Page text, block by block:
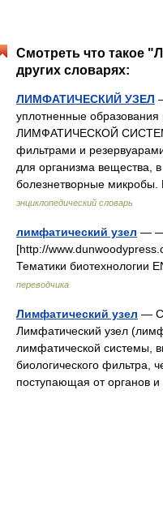
Смотреть что
других словарях:
ЛИМФАТИЧЕСКИЙ УЗЕЛ
уплотненные образования
ЛИМФАТИЧЕСКОЙ
фильтрами и
для организма вещества,
болезнетворные
энциклопедический словарь
лимфатический узел —
[http://
Тематики биотехнологии
переводчика
Лимфатический узел —
Лимфатический узел
лимфатической системы,
биологического фильтра,
поступающая от органов